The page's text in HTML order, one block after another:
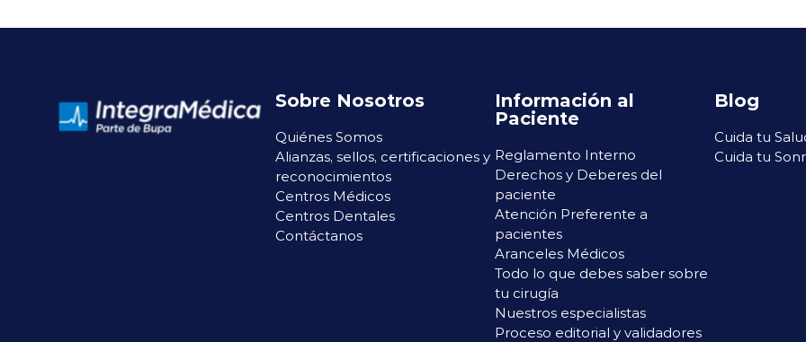
Sobre Nosotros
Quiénes Somos
Alianzas, sellos, certificaciones y
reconocimientos
Centros Médicos
Centros Dentales
Contáctanos
Información al
Paciente
Reglamento Interno
Derechos y Deberes del
paciente
Atención Preferente a
pacientes
Aranceles Médicos
Todo lo que debes saber sobre
tu cirugía
Nuestros especialistas
Proceso editorial y validadores
Blog
Cuida tu
Cuida tu